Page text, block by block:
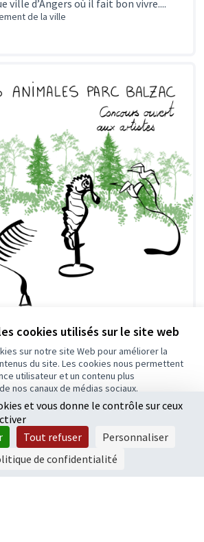
cookies utilisés sur le site web
sur notre site Web pour améliorer la
du site. Les cookies nous permettent
utilisateur et un contenu plus
nos canaux de médias sociaux.
Tout accepter
les cookies essentiels
Paramètres
ville d’Angers où il fait bon vivre....
de la ville
artistique à Balzac
installer deux ou trois nouvelles
de la ville
et vous donne le contrôle sur ceux
Tout refuser
Personnaliser
de confidentialité